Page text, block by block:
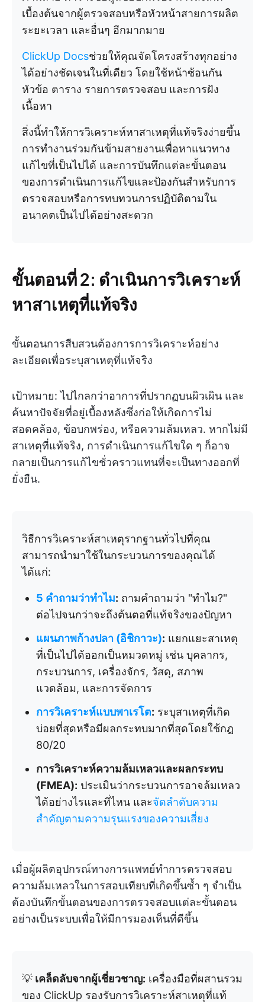
เบื้องต้นจากผู้ตรวจสอบหรือหัวหน้าสายการผลิต
ระยะเวลา และอื่นๆ อีกมากมาย
ClickUp Docsช่วยให้คุณจัดโครงสร้างทุกอย่าง
ได้อย่างชัดเจนในที่เดียว โดยใช้หน้าซ้อนกัน
หัวข้อ ตาราง รายการตรวจสอบ และการฝัง
เนื้อหา
สิ่งนี้ทำให้การวิเคราะห์หาสาเหตุที่แท้จริงง่ายขึ้น
การทำงานร่วมกันข้ามสายงานเพื่อหาแนวทาง
แก้ไขที่เป็นไปได้ และการบันทึกแต่ละขั้นตอน
ของการดำเนินการแก้ไขและป้องกันสำหรับการ
ตรวจสอบหรือการทบทวนการปฏิบัติตามใน
อนาคตเป็นไปได้อย่างสะดวก
ขั้นตอนที่ 2: ดำเนินการวิเคราะห์
หาสาเหตุที่แท้จริง
ขั้นตอนการสืบสวนต้องการการวิเคราะห์อย่าง
ละเอียดเพื่อระบุสาเหตุที่แท้จริง
เป้าหมาย: ไปไกลกว่าอาการที่ปรากฏบนผิวเผิน และ
ค้นหาปัจจัยที่อยู่เบื้องหลังซึ่งก่อให้เกิดการไม่
สอดคล้อง, ข้อบกพร่อง, หรือความล้มเหลว. หากไม่มี
สาเหตุที่แท้จริง, การดำเนินการแก้ไขใด ๆ ก็อาจ
กลายเป็นการแก้ไขชั่วคราวแทนที่จะเป็นทางออกที่
ยั่งยืน.
วิธีการวิเคราะห์สาเหตุรากฐานทั่วไปที่คุณ
สามารถนำมาใช้ในกระบวนการของคุณได้
ได้แก่:
5 คำถามว่าทำไม: ถามคำถามว่า "ทำไม?"
ต่อไปจนกว่าจะถึงต้นตอที่แท้จริงของปัญหา
แผนภาพก้างปลา (อิชิกาวะ): แยกแยะสาเหตุ
ที่เป็นไปได้ออกเป็นหมวดหมู่ เช่น บุคลากร,
กระบวนการ, เครื่องจักร, วัสดุ, สภาพ
แวดล้อม, และการจัดการ
การวิเคราะห์แบบพาเรโต: ระบุสาเหตุที่เกิด
บ่อยที่สุดหรือมีผลกระทบมากที่สุดโดยใช้กฎ
80/20
การวิเคราะห์ความล้มเหลวและผลกระทบ
(FMEA): ประเมินว่ากระบวนการอาจล้มเหลว
ได้อย่างไรและที่ไหน และจัดลำดับความ
สำคัญตามความรุนแรงของความเสี่ยง
เมื่อผู้ผลิตอุปกรณ์ทางการแพทย์ทำการตรวจสอบ
ความล้มเหลวในการสอบเทียบที่เกิดขึ้นซ้ำ ๆ จำเป็น
ต้องบันทึกขั้นตอนของการตรวจสอบแต่ละขั้นตอน
อย่างเป็นระบบเพื่อให้มีการมองเห็นที่ดีขึ้น
💡 เคล็ดลับจากผู้เชี่ยวชาญ: เครื่องมือที่ผสานรวม
ของ ClickUp รองรับการวิเคราะห์สาเหตุที่แท้